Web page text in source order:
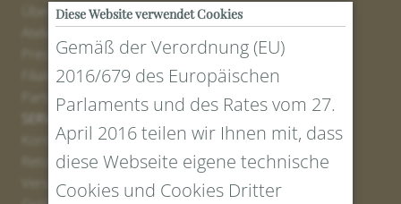
Über uns
Atelier
Presse
Filialen
Partner
SERVICE
Kontakt
Retourenportal
Versand
Diese Website verwendet Cookies
Gemäß der Verordnung (EU)
2016/679 des Europäischen
Parlaments und des Rates vom 27.
April 2016 teilen wir Ihnen mit, dass
diese Webseite eigene technische
Cookies und Cookies Dritter